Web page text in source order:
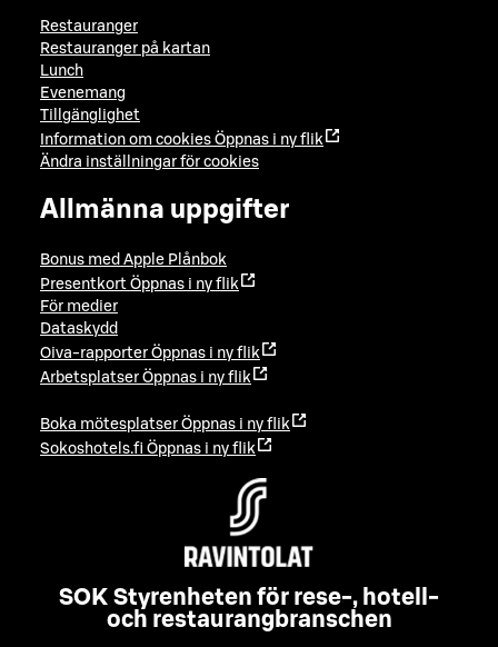
Restauranger
Restauranger på kartan
Lunch
Evenemang
Tillgänglighet
Information om cookies Öppnas i ny flik
Ändra inställningar för cookies
Allmänna uppgifter
Bonus med Apple Plånbok
Presentkort Öppnas i ny flik
För medier
Dataskydd
Oiva-rapporter Öppnas i ny flik
Arbetsplatser Öppnas i ny flik
Boka mötesplatser Öppnas i ny flik
Sokoshotels.fi Öppnas i ny flik
SOK Styrenheten för rese-, hotell-
och restaurangbranschen